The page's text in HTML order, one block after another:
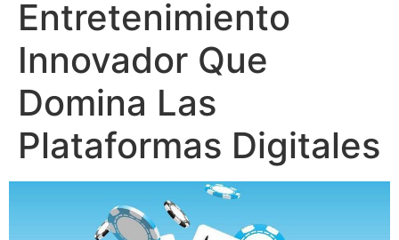
Entretenimiento
Innovador Que
Domina Las
Plataformas Digitales